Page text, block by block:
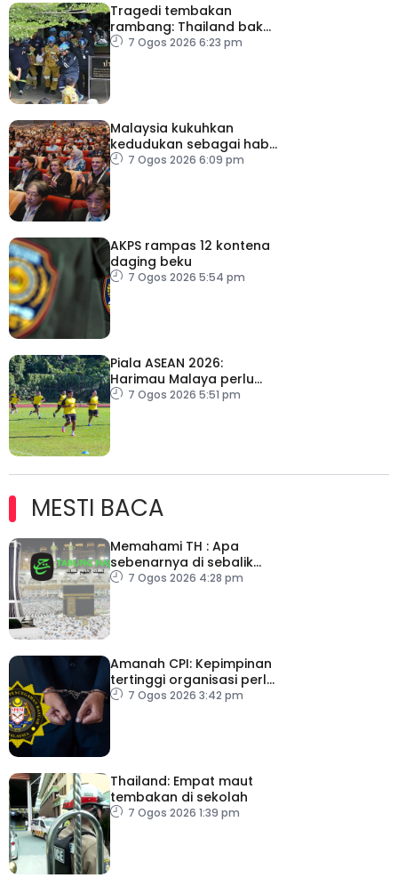
Tragedi tembakan
rambang: Thailand bakal
umum pelan tindakan
7 Ogos 2026 6:23 pm
Malaysia kukuhkan
kedudukan sebagai hab
acara perniagaan
7 Ogos 2026 6:09 pm
AKPS rampas 12 kontena
daging beku
7 Ogos 2026 5:54 pm
Piala ASEAN 2026:
Harimau Malaya perlu
lebih agresif
7 Ogos 2026 5:51 pm
MESTI BACA
Memahami TH : Apa
sebenarnya di sebalik
angka
7 Ogos 2026 4:28 pm
Amanah CPI: Kepimpinan
tertinggi organisasi perlu
pacu reformasi radikal
7 Ogos 2026 3:42 pm
Thailand: Empat maut
tembakan di sekolah
7 Ogos 2026 1:39 pm